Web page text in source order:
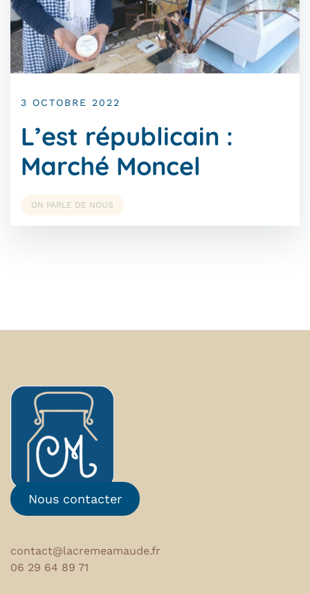
3 OCTOBRE 2022
L’est républicain :
Marché Moncel
ON PARLE DE NOUS
Nous contacter
contact@lacremeamaude.fr
06 29 64 89 71